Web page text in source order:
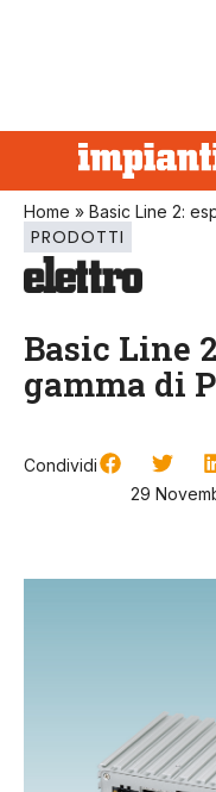
Home » Basic Line 2:
PRODOTTI
Basic Line
gamma di
Condividi
29